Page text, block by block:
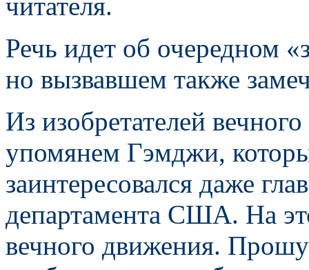
читателя.
Речь идет об очередном
но вызвавшем также
Из изобретателей
упомянем Гэмджи,
заинтересовался даже
департамента США. На
вечного движения. Прошу